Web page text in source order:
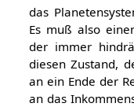
das
Es muß also
der immer
diesen Zustand,
an ein Ende der
an das